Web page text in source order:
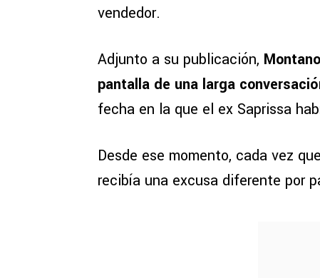
vendedor.
Adjunto a su publicación,
pantalla de una larga
fecha en la que el ex Saprissa
Desde ese momento, cada vez
recibía una excusa diferente por